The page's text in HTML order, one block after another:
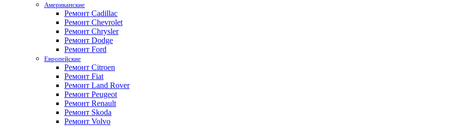
Американские
Ремонт Cadillac
Ремонт Chevrolet
Ремонт Chrysler
Ремонт Dodge
Ремонт Ford
Европейские
Ремонт Citroen
Ремонт Fiat
Ремонт Land Rover
Ремонт Peugeot
Ремонт Renault
Ремонт Skoda
Ремонт Volvo